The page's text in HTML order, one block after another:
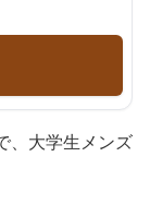
、大学生メンズ